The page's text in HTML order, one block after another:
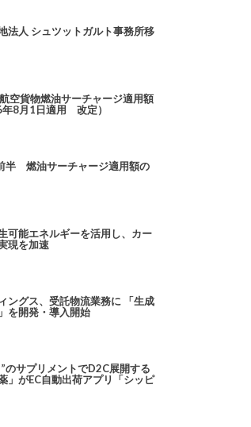
法人 シュツットガルト事務所移
空貨物燃油サーチャージ適用額
8月1日適用 改定）
半 燃油サーチャージ適用額の
可能エネルギーを活用し、カー
現を加速
ングス、受託物流業務に 「生成
を開発・導入開始
のサプリメントでD2C展開する
」がEC自動出荷アプリ「シッピ